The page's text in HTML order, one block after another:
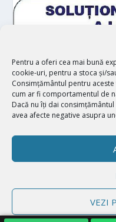
Pentru a oferi cea mai bună
cookie-uri, pentru a stoca și/
Consimțământul pentru
cum ar fi comportamentul de
Dacă nu îți dai
avea afecte negative asupra
VEZI
Proiectat deElegant